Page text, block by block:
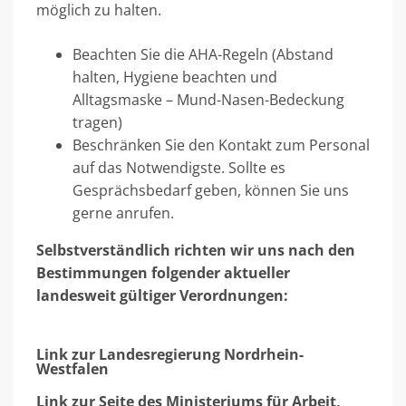
möglich zu halten.
Beachten Sie die AHA-Regeln (Abstand
halten, Hygiene beachten und
Alltagsmaske – Mund-Nasen-Bedeckung
tragen)
Beschränken Sie den Kontakt zum Personal
auf das Notwendigste. Sollte es
Gesprächsbedarf geben, können Sie uns
gerne anrufen.
Selbstverständlich richten wir uns nach den
Bestimmungen folgender aktueller
landesweit gültiger Verordnungen:
Link zur Landesregierung Nordrhein-
Westfalen
Link zur Seite des Ministeriums für Arbeit,